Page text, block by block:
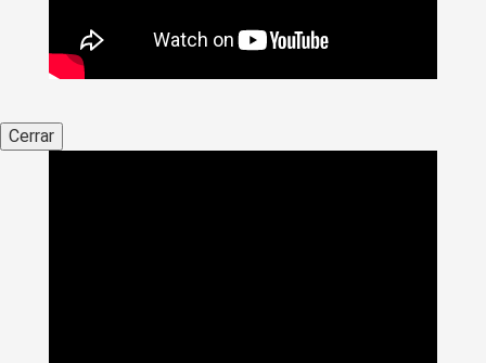
Cerrar